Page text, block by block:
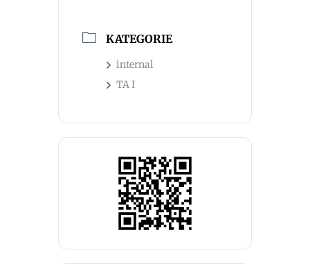
KATEGORIE
internal
TA I